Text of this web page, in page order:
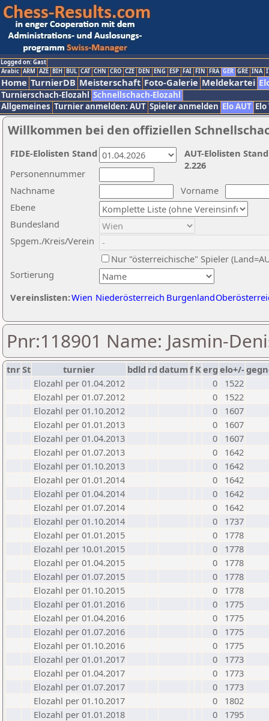
Logged on: Gast
Arabic ARM AZE BIH BUL CAT CHN CRO CZE DEN ENG ESP FAI FIN FRA GER GRE INA
Home TurnierDB Meisterschaft Foto-Galerie Meldekartei
Turnierschach-Elozahl Schnellschach-Elozahl
Allgemeines Turnier anmelden: AUT Spieler anmelden Elo AUT
Willkommen bei den offiziellen
Nachname
Vorname
Ebene
Sortierung
Personennummer
Bundesland
Spgem./Kreis/Verein
Nur "österreichische" Spieler
Vereinslisten:Wien Niederösterreich Burgenland
AUT-Elolisten
2.226
FIDE-Elolisten Stand
Pnr:118901 Name: Jasmin-
tnrSt turnier bdld rd datumf Kerg elo+/-
Elozahl per 01.04.2012
0
1522
Elozahl per 01.07.2012
0
1522
Elozahl per 01.10.2012
0
1607
Elozahl per 01.01.2013
0
1607
Elozahl per 01.04.2013
0
1607
Elozahl per 01.07.2013
0
1642
Elozahl per 01.10.2013
0
1642
Elozahl per 01.01.2014
0
1642
Elozahl per 01.04.2014
0
1642
Elozahl per 01.07.2014
0
1642
Elozahl per 01.10.2014
0
1737
Elozahl per 01.01.2015
0
1778
Elozahl per 10.01.2015
0
1778
Elozahl per 01.04.2015
0
1778
Elozahl per 01.07.2015
0
1778
Elozahl per 01.10.2015
0
1778
Elozahl per 01.01.2016
0
1775
Elozahl per 01.04.2016
0
1775
Elozahl per 01.07.2016
0
1775
Elozahl per 01.10.2016
0
1775
Elozahl per 01.01.2017
0
1773
Elozahl per 01.04.2017
0
1773
Elozahl per 01.07.2017
0
1773
Elozahl per 01.10.2017
0
1802
Elozahl per 01.01.2018
0
1795